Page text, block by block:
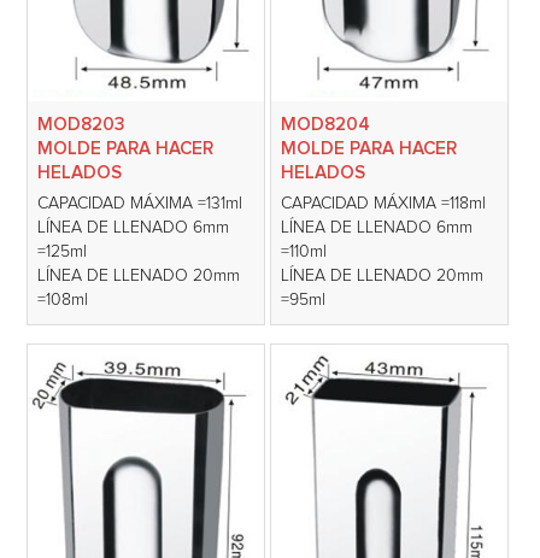
MOD8203
MOLDE PARA HACER
HELADOS
CAPACIDAD MÁXIMA =131ml
LÍNEA DE LLENADO 6mm
=125ml
LÍNEA DE LLENADO 20mm
=108ml
MOD8204
MOLDE PARA HACER
HELADOS
CAPACIDAD MÁXIMA =118ml
LÍNEA DE LLENADO 6mm
=110ml
LÍNEA DE LLENADO 20mm
=95ml